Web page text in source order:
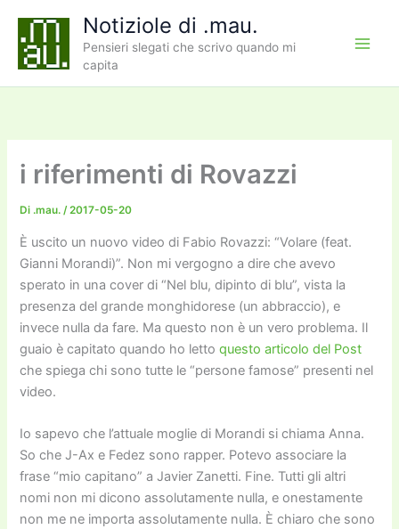
contenuto
Notiziole di .mau.
Pensieri slegati che scrivo quando mi
capita
i riferimenti di Rovazzi
Di .mau./2017-05-20
È uscito un nuovo video di Fabio Rovazzi: “Volare (feat.
Gianni Morandi)”. Non mi vergogno a dire che avevo
sperato in una cover di “Nel blu, dipinto di blu”, vista la
presenza del grande monghidorese (un abbraccio), e
invece nulla da fare. Ma questo non è un vero problema. Il
guaio è capitato quando ho lettoquesto articolo del Post
che spiega chi sono tutte le “persone famose” presenti nel
video.
Io sapevo che l’attuale moglie di Morandi si chiama Anna.
So che J-Ax e Fedez sono rapper. Potevo associare la
frase “mio capitano” a Javier Zanetti. Fine. Tutti gli altri
nomi non mi dicono assolutamente nulla, e onestamente
non me ne importa assolutamente nulla. È chiaro che sono